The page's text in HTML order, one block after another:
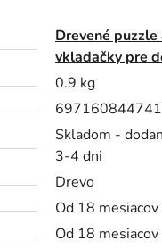
Drevené puzzle
vkladačky pre
0.9 kg
Skladom -
3-4 dni
Drevo
Od 18 mesiacov
Od 18 mesiacov